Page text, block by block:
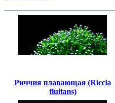
Риччия плавающая (Riccia
fluitans)